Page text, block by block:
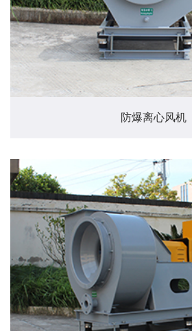
防爆离心风机